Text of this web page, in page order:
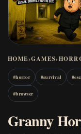
HOME›GAMES›
#horror #survival #
#browser
Granny